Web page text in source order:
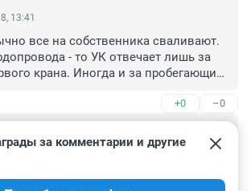
13:41
все на собственника сваливают.
- то УК отвечает лишь за
крана. Иногда и за пробегающий
плановому осмотру труб
+0 –0
13:40
выше кмментом.Вы не
стресс от того,что твою квартиру
за комментарии и другие